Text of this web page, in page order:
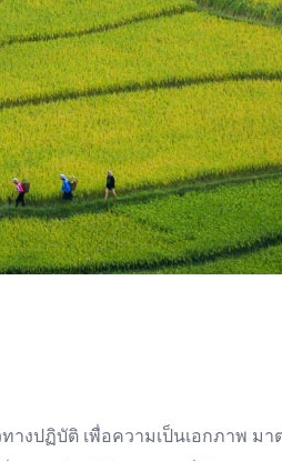
งปฏิบัติ เพื่อความเป็นเอกภาพ ม